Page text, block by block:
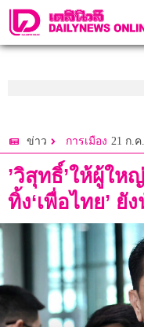
ข่าว การเมือง 21 ก.ค
’วิสุทธิ์’ให้ผู้ให
ทิ้ง‘เพื่อไทย’